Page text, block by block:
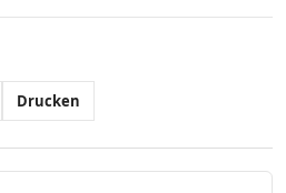
Drucken